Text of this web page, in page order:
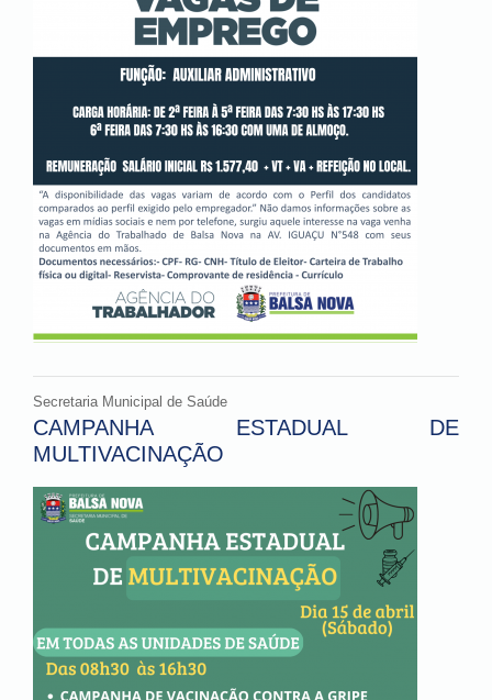
Secretaria Municipal de Saúde
CAMPANHA ESTADUAL DE
MULTIVACINAÇÃO